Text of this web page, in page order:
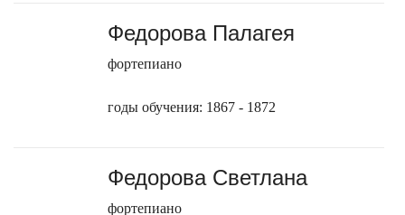
Федорова Палагея
фортепиано
годы обучения: 1867 - 1872
Федорова Светлана
фортепиано